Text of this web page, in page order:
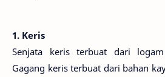
1. Keris
Senjata keris terbuat dari
Gagang keris terbuat dari bahan